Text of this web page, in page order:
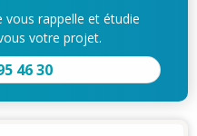
vous rappelle et étudie
votre projet.
46 30